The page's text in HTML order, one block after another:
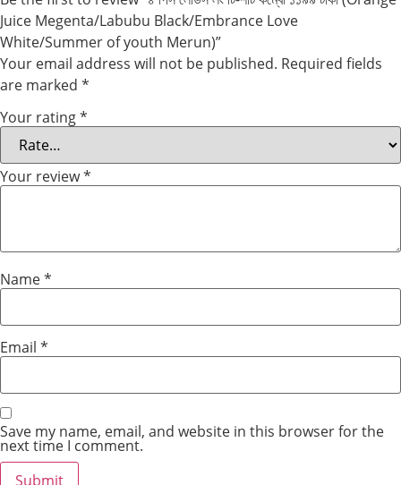
Juice Megenta/Labubu Black/Embrance Love
White/Summer of youth Merun)”
Your email address will not be published. Required fields
are marked *
Your rating*
Your review*
Name*
Email *
Save my name, email, and website in this browser for the
next time I comment.